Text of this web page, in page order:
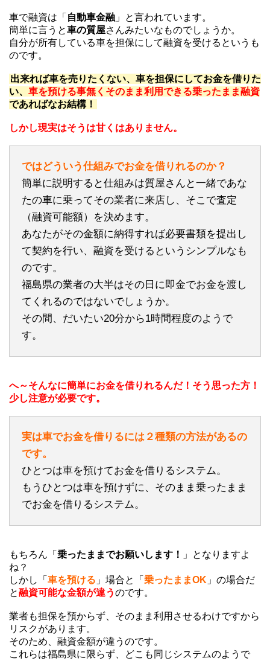
車で融資は「 自動車金融 」と言われています。
簡単に言うと車の質屋さんみたいなものでしょうか。
自分が所有している車を担保にして融資を受けるというも
のです。
出来れば車を売りたくない、車を担保にしてお金を借りた
い、 車を預ける事無くそのまま利用できる乗ったまま融資
であればなお結構！
しかし現実はそうは甘くはありません。
ではどういう仕組みでお金を借りれるのか？
簡単に説明すると仕組みは質屋さんと一緒であな
たの車に乗ってその業者に来店し、そこで査定
（融資可能額）を決めます。
あなたがその金額に納得すれば必要書類を提出し
て契約を行い、融資を受けるというシンプルなも
のです。
福島県の業者の大半はその日に即金でお金を渡し
てくれるのではないでしょうか。
その間、だいたい20分から1時間程度のようで
す。
へ～そんなに簡単にお金を借りれるんだ！そう思った方！
少し注意が必要です。
実は車でお金を借りるには２種類の方法があるの
です。
ひとつは車を預けてお金を借りるシステム。
もうひとつは車を預けずに、そのまま乗ったまま
でお金を借りるシステム。
もちろん「 乗ったままでお願いします！
」となりますよ
ね？
しかし「 車を預ける 」場合と「 乗ったままOK 」の場合だ
と融資可能な金額が違うのです。
業者も担保を預からず、そのまま利用させるわけですから
リスクがあります。
そのため、融資金額が違うのです。
これらは福島県に限らず、どこも同じシステムのようで